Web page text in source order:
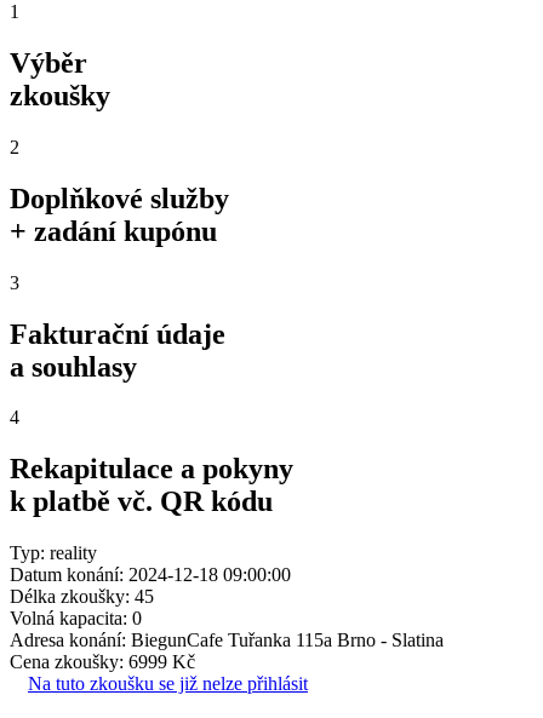
1
Výběr
zkoušky
2
Doplňkové služby
+ zadání kupónu
3
Fakturační údaje
a souhlasy
4
Rekapitulace a pokyny
k platbě vč. QR kódu
Typ: reality
Datum konání: 2024-12-18 09:00:00
Délka zkoušky: 45
Volná kapacita: 0
Adresa konání: BiegunCafe Tuřanka 115a Brno - Slatina
Cena zkoušky: 6999 Kč
Na tuto zkoušku se již nelze přihlásit